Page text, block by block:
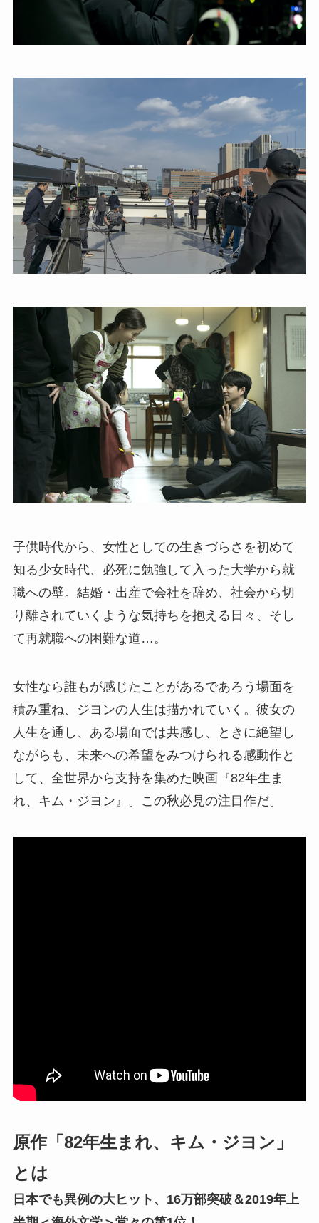
子供時代から、女性としての生きづらさを初めて
知る少女時代、必死に勉強して入った大学から就
職への壁。結婚・出産で会社を辞め、社会から切
り離されていくような気持ちを抱える日々、そし
て再就職への困難な道…。
女性なら誰もが感じたことがあるであろう場面を
積み重ね、ジヨンの人生は描かれていく。彼女の
人生を通し、ある場面では共感し、ときに絶望し
ながらも、未来への希望をみつけられる感動作と
して、全世界から支持を集めた映画『82年生ま
れ、キム・ジヨン』。この秋必見の注目作だ。
原作「82年生まれ、キム・ジヨン」
とは
日本でも異例の大ヒット、16万部突破＆2019年上